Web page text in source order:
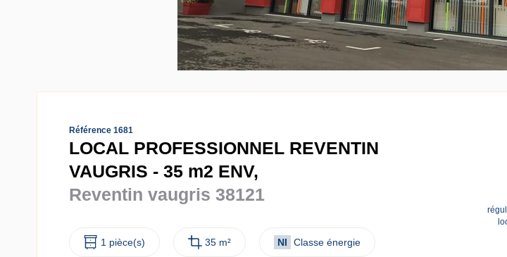
Référence 1681
LOCAL PROFESSIONNEL REVENTIN
VAUGRIS - 35 m2 ENV,
Reventin vaugris 38121
1 pièce(s) 35 m² NI Classe énergie